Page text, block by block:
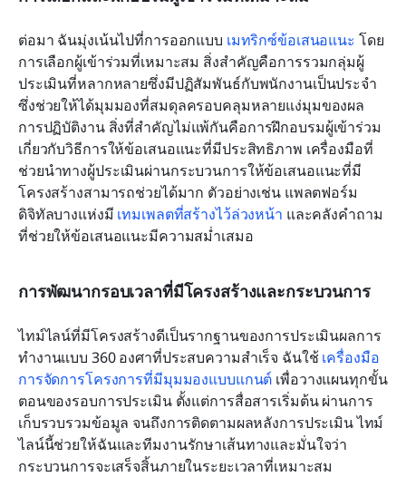
ต่อมา ฉันมุ่งเน้นไปที่การออกแบบ เมทริกซ์ข้อเสนอแนะ โดย
การเลือกผู้เข้าร่วมที่เหมาะสม สิ่งสำคัญคือการรวมกลุ่มผู้
ประเมินที่หลากหลายซึ่งมีปฏิสัมพันธ์กับพนักงานเป็นประจำ
ซึ่งช่วยให้ได้มุมมองที่สมดุลครอบคลุมหลายแง่มุมของผล
การปฏิบัติงาน สิ่งที่สำคัญไม่แพ้กันคือการฝึกอบรมผู้เข้าร่วม
เกี่ยวกับวิธีการให้ข้อเสนอแนะที่มีประสิทธิภาพ เครื่องมือที่
ช่วยนำทางผู้ประเมินผ่านกระบวนการให้ข้อเสนอแนะที่มี
โครงสร้างสามารถช่วยได้มาก ตัวอย่างเช่น แพลตฟอร์ม
ดิจิทัลบางแห่งมี เทมเพลตที่สร้างไว้ล่วงหน้า และคลังคำถาม
ที่ช่วยให้ข้อเสนอแนะมีความสม่ำเสมอ
การพัฒนากรอบเวลาที่มีโครงสร้างและกระบวนการ
ไทม์ไลน์ที่มีโครงสร้างดีเป็นรากฐานของการประเมินผลการ
ทำงานแบบ 360 องศาที่ประสบความสำเร็จ ฉันใช้ เครื่องมือ
การจัดการโครงการที่มีมุมมองแบบแกนต์ เพื่อวางแผนทุกขั้น
ตอนของรอบการประเมิน ตั้งแต่การสื่อสารเริ่มต้น ผ่านการ
เก็บรวบรวมข้อมูล จนถึงการติดตามผลหลังการประเมิน ไทม์
ไลน์นี้ช่วยให้ฉันและทีมงานรักษาเส้นทางและมั่นใจว่า
กระบวนการจะเสร็จสิ้นภายในระยะเวลาที่เหมาะสม